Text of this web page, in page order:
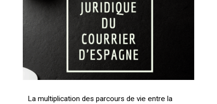
La multiplication des parcours de vie entre la